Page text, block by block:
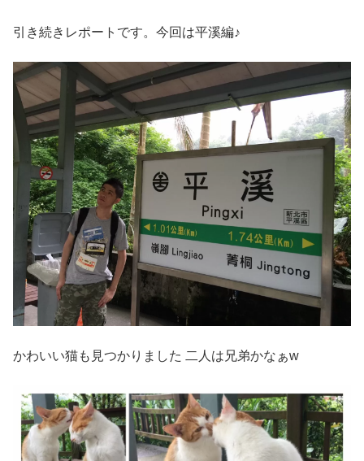
引き続きレポートです。今回は平溪編♪
かわいい猫も見つかりました 二人は兄弟かなぁw